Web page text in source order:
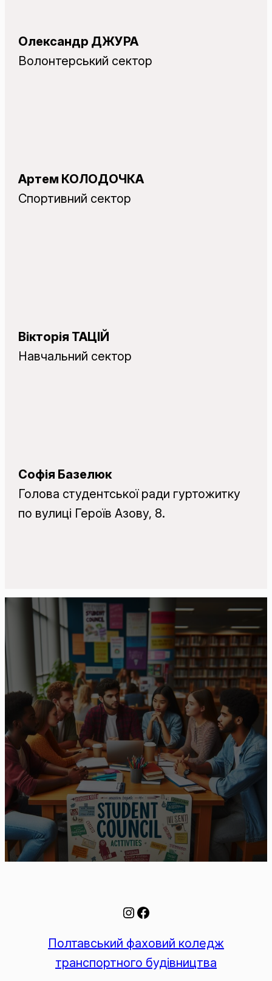
Олександр ДЖУРА
Волонтерський сектор
Артем КОЛОДОЧКА
Спортивний сектор
Вікторія ТАЦІЙ
Навчальний сектор
Софія Базелюк
Голова студентської ради гуртожитку
по вулиці Героїв Азову, 8.
Полтавський фаховий коледж
транспортного будівництва